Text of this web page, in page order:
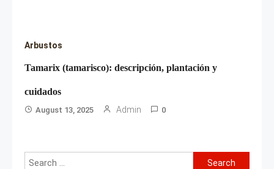
Arbustos
Tamarix (tamarisco): descripción, plantación y
cuidados
August 13, 2025 Admin 0
Search